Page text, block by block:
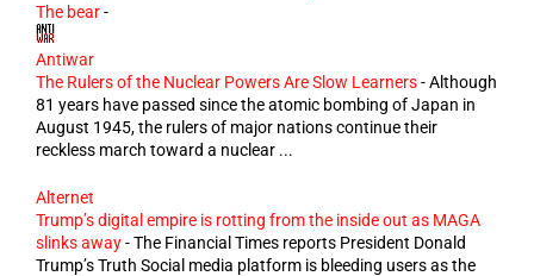
The bear-
Antiwar
The Rulers of the Nuclear Powers Are Slow Learners-Although
81 years have passed since the atomic bombing of Japan in
August 1945, the rulers of major nations continue their
reckless march toward a nuclear ...
Alternet
Trump’s digital empire is rotting from the inside out as MAGA
slinks away-The Financial Times reports President Donald
Trump’s Truth Social media platform is bleeding users as the